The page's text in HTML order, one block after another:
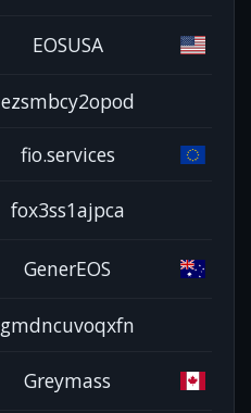
EOSUSA
ezsmbcy2opod
fio.services
fox3ss1ajpca
GenerEOS
gmdncuvoqxfn
Greymass